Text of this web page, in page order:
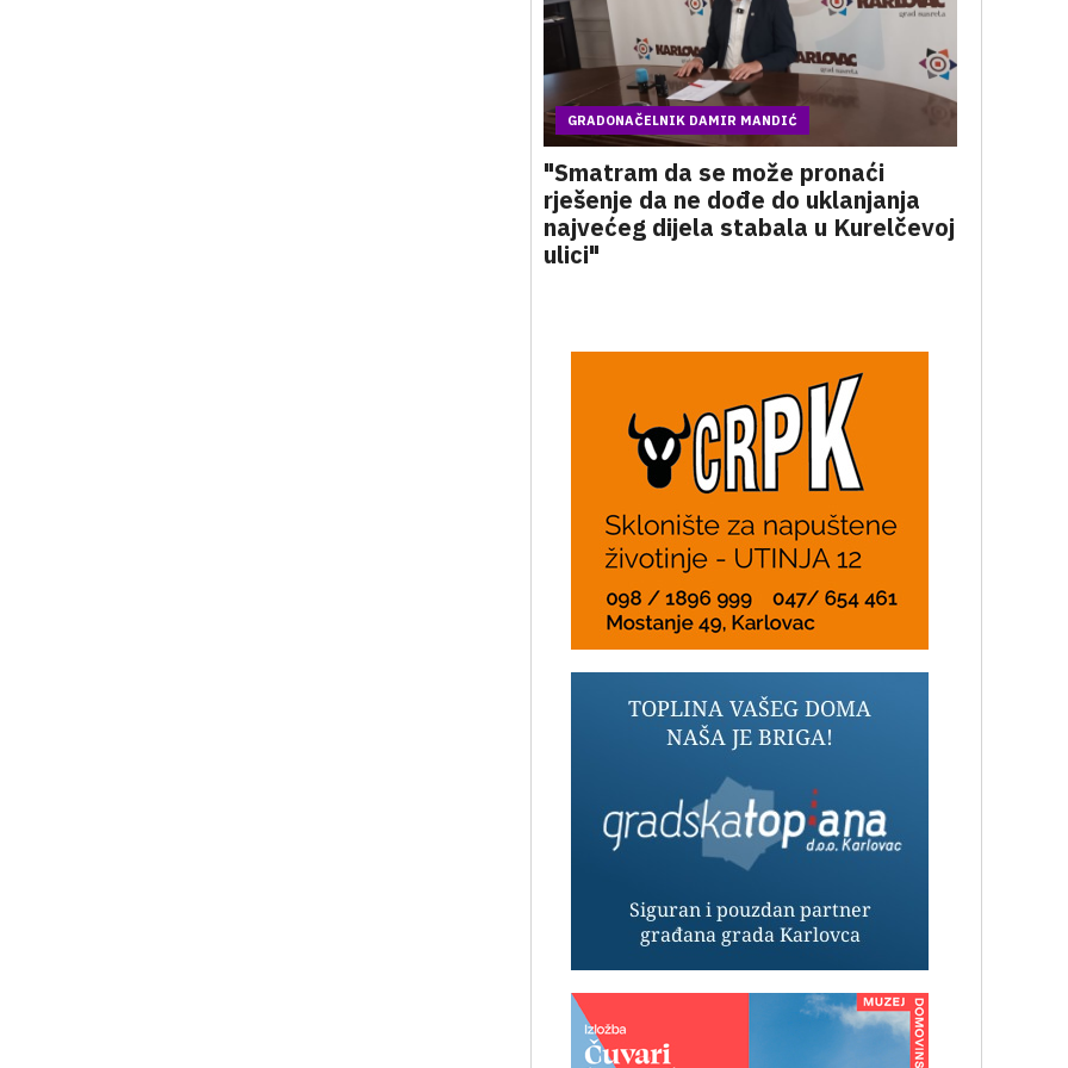
GRADONAČELNIK DAMIR MANDIĆ
"Smatram da se može pronaći
rješenje da ne dođe do uklanjanja
najvećeg dijela stabala u Kurelčevoj
ulici"